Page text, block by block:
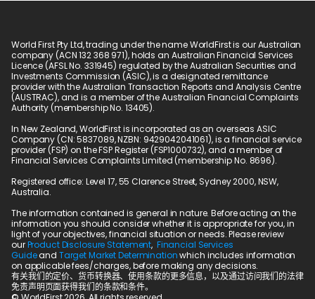
World First Pty Ltd, trading under the name WorldFirst is our Australian
company (ACN 132 368 971), holds an Australian Financial Services
Licence (AFSL No. 331945) regulated by the Australian Securities and
Investments Commission (ASIC), is a designated remittance
provider with the Australian Transaction Reports and Analysis Centre
(AUSTRAC), and is a member of the Australian Financial Complaints
Authority (membership No. 13405).
In New Zealand, WorldFirst is incorporated as an overseas ASIC
Company (CN: 5837089, NZBN: 9429042041061), is a financial service
provider (FSP) on the FSP Register (FSP1000732), and a member of
Financial Services Complaints Limited (membership No. 8696).
Registered office: Level 17, 55 Clarence Street, Sydney 2000, NSW,
Australia.
The information contained is general in nature. Before acting on the
information you should consider whether it is appropriate for you, in
light of your objectives, financial situation or needs. Please review
our Product Disclosure Statement, Financial Services
Guide and Target Market Determination which includes information
on applicable fees/charges, before making any decisions.
有关我们的定价、货币转换器、使用条款的更多信息，以及通过访问我们的法律
免责声明页面获得我们的条款和条件。